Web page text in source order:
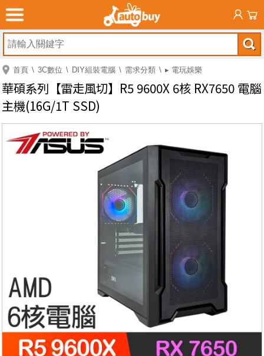
首頁 3C數位 DIY組裝電腦 需求分類 ▸ 電玩娛樂
華碩系列【雷走風切】R5 9600X 6核 RX7650 電腦
主機(16G/1T SSD)